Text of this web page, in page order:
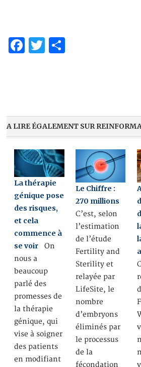
Facebook
Twitter
A LIRE ÉGALEMENT SUR
La thérapie
génique pose
des risques,
et cela
commence à
se voir On
nous a
beaucoup
parlé des
promesses de
la thérapie
génique, qui
vise à soigner
des patients
en modifiant
Le Chiffre :
270 millions
C’est, selon
l’estimation
de l’étude
Fertility and
Sterility et
relayée par
LifeSite, le
nombre
d’embryons
éliminés par
le processus
de la
fécondation